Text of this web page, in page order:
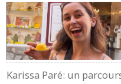
Karissa Paré: un